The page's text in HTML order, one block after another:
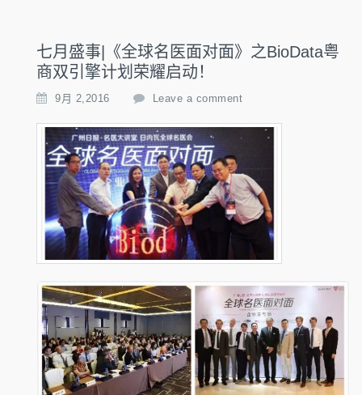
七月盛事|《全球名医面对面》之BioData粤
商双引擎计划荣耀启动！
9月 2,2016 Leave a comment